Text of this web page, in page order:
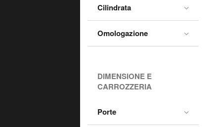
Cilindrata
Omologazione
DIMENSIONE E
CARROZZERIA
Porte